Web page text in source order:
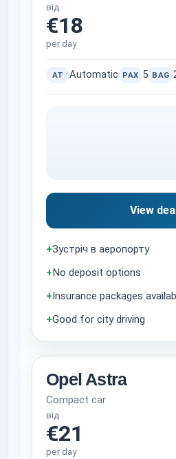
від
€18
per day
AT Automatic PAX 5 BAG
View deal
+Зустріч в аеропорту
+No deposit options
+Insurance packages
+Good for city driving
Opel Astra
Compact car
від
€21
per day